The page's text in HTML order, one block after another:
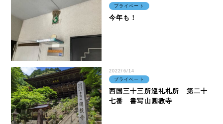
運輸事業 プライベート
今年も！
プライベート
2022/6/14
西国三十三所巡礼札所 第二十
七番 書写山圓教寺